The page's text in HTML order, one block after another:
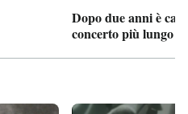
Dopo due anni è
concerto più lungo